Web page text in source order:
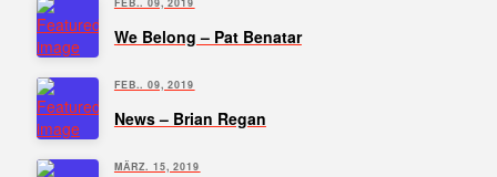
FEB.. 09, 2019
We Belong – Pat Benatar
FEB.. 09, 2019
News – Brian Regan
MÄRZ. 15, 2019